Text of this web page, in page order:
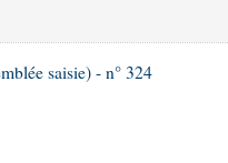
saisie) - n° 324